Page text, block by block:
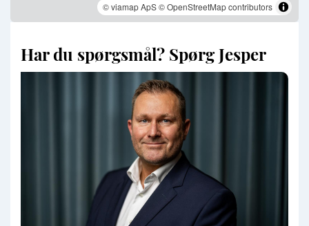
© viamap ApS© OpenStreetMap contributors
Har du spørgsmål? Spørg Jesper